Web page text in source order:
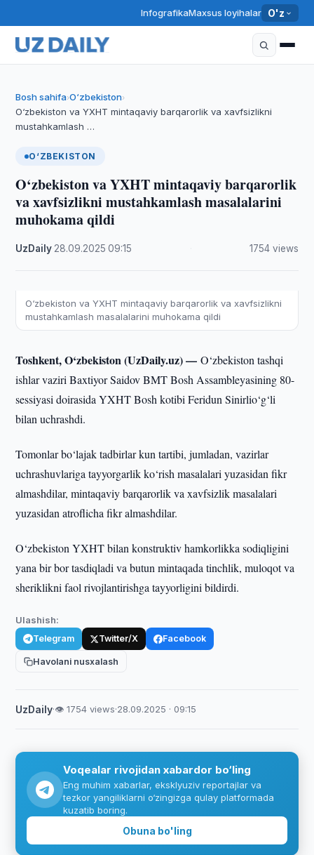
InfografikaMaxsus loyihalar O'z
Bosh sahifa›O‘zbekiston›
O‘zbekiston va YXHT mintaqaviy barqarorlik va xavfsizlikni
mustahkamlash …
O‘ZBEKISTON
O‘zbekiston va YXHT mintaqaviy barqarorlik
va xavfsizlikni mustahkamlash masalalarini
muhokama qildi
UzDaily 28.09.2025 ·09:15 1754 views
O‘zbekiston va YXHT mintaqaviy barqarorlik va xavfsizlikni
mustahkamlash masalalarini muhokama qildi
Toshkent, O‘zbekiston (UzDaily.uz) —O‘zbekiston tashqi
ishlar vaziri Baxtiyor Saidov BMT Bosh Assambleyasining 80-
sessiyasi doirasida YXHT Bosh kotibi Feridun Sinirlio‘g‘li
bilan uchrashdi.
Tomonlar bo‘lajak tadbirlar kun tartibi, jumladan, vazirlar
uchrashuvlariga tayyorgarlik ko‘rish masalalari yuzasidan fikr
almashdilar, mintaqaviy barqarorlik va xavfsizlik masalalari
yuzasidan atroflicha fikr almashdilar.
O‘zbekiston YXHT bilan konstruktiv hamkorlikka sodiqligini
yana bir bor tasdiqladi va butun mintaqada tinchlik, muloqot va
sheriklikni faol rivojlantirishga tayyorligini bildirdi.
Ulashish:
Telegram Twitter/X Facebook
Havolani nusxalash
UzDaily·👁 1754 views·28.09.2025 · 09:15
Voqealar rivojidan xabardor bo‘ling
Eng muhim xabarlar, eksklyuziv reportajlar va
tezkor yangiliklarni o‘zingizga qulay platformada
kuzatib boring.
Obuna bo'ling